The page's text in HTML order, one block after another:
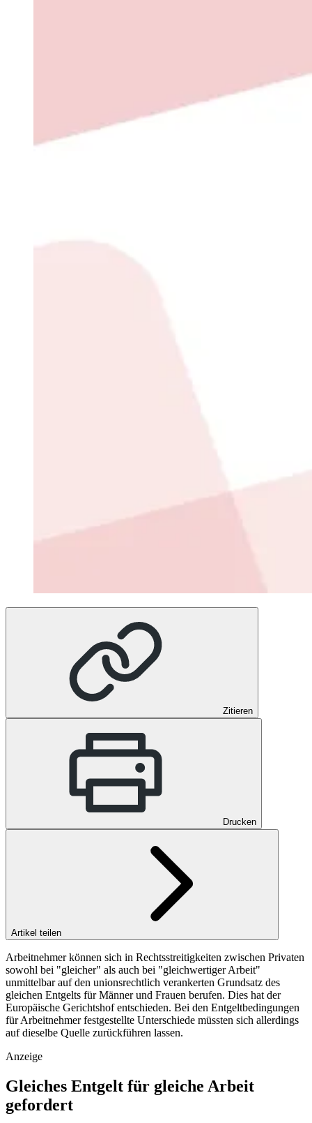
Zitieren
Drucken
Artikel teilen
Arbeitnehmer können sich in Rechtsstreitigkeiten zwischen Privaten
sowohl bei "gleicher" als auch bei "gleichwertiger Arbeit"
unmittelbar auf den unionsrechtlich verankerten Grundsatz des
gleichen Entgelts für Männer und Frauen berufen. Dies hat der
Europäische Gerichtshof entschieden. Bei den Entgeltbedingungen
für Arbeitnehmer festgestellte Unterschiede müssten sich allerdings
auf dieselbe Quelle zurückführen lassen.
Anzeige
Gleiches Entgelt für gleiche Arbeit
gefordert